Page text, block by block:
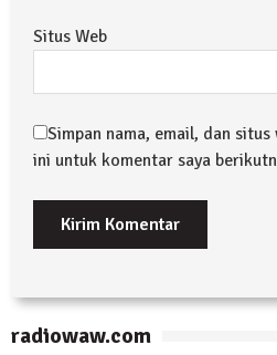
Situs Web
Simpan nama, email, dan
ini untuk komentar saya
radiowaw.com